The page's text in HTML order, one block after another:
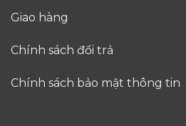
Giao hàng
Chính sách đổi trả
Chính sách bảo mật thông tin